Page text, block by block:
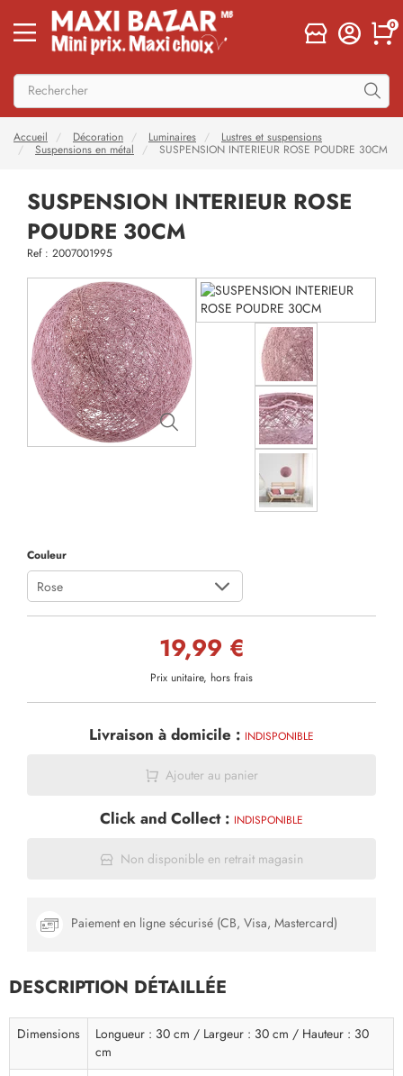
0
Accueil Décoration Luminaires
Lustres et suspensions
Suspensions en métal
SUSPENSION INTERIEUR ROSE POUDRE 30CM
SUSPENSION INTERIEUR ROSE
POUDRE 30CM
Ref : 2007001995
Couleur
Rose
19,99 €
Prix unitaire, hors frais
Livraison à domicile : INDISPONIBLE
Ajouter au panier
Click and Collect : INDISPONIBLE
Non disponible en retrait magasin
Paiement en ligne sécurisé (CB, Visa, Mastercard)
DESCRIPTION DÉTAILLÉE
Dimensions
Longueur : 30 cm / Largeur : 30 cm / Hauteur : 30
cm